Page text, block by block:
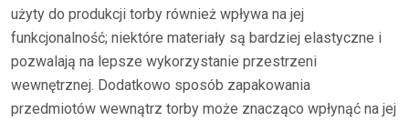
użyty do produkcji torby również wpływa na jej
funkcjonalność; niektóre materiały są bardziej elastyczne i
pozwalają na lepsze wykorzystanie przestrzeni
wewnętrznej. Dodatkowo sposób zapakowania
przedmiotów wewnątrz torby może znacząco wpłynąć na jej